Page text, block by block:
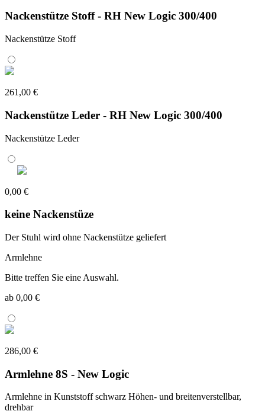
Nackenstütze Stoff - RH New Logic 300/400
Nackenstütze Stoff
261,00 €
Nackenstütze Leder - RH New Logic 300/400
Nackenstütze Leder
0,00 €
keine Nackenstüze
Der Stuhl wird ohne Nackenstütze geliefert
Armlehne
Bitte treffen Sie eine Auswahl.
ab 0,00 €
286,00 €
Armlehne 8S - New Logic
Armlehne in Kunststoff schwarz Höhen- und breitenverstellbar,
drehbar